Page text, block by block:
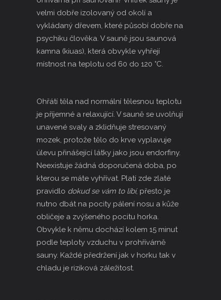
velmi dobře izolovaný od okolí a
vykládaný dřevem, které působí dobře na
psychiku člověka. V sauně jsou saunová
kamna (kiuas), která obvykle vyhřejí
místnost na teplotu od 60 do 120 °C.
Ohřátí těla nad normální tělesnou teplotu
je příjemné a relaxující. V sauně se uvolňují
unavené svaly a zklidňuje stresovaný
mozek, protože tělo do krve vyplavuje
úlevu přinášející látky jako jsou endorfiny.
Neexistuje žádná doporučená doba, po
kterou se máte vyhřívat. Platí zde zlaté
pravidlo dokud se vám to líbí, přesto je
nutno dbát na pocity pálení nosu a kůže
obličeje a zvýšeného pocitu horka.
Obvykle k němu dochází kolem 15 minut
podle teploty vzduchu v prohřívárně
sauny. Každé předržení jak v horku tak v
chladu je riziková záležitost.